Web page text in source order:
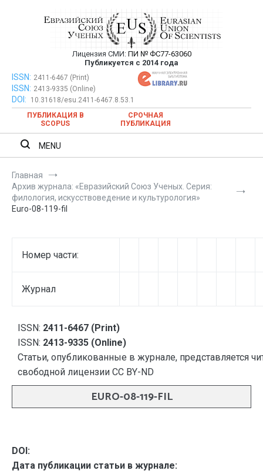
Евразийский Союз Ученых —
публикация научных статей в
ежемесячном научном журнале
Лицензия СМИ: ПИ № ФС77-63060
Публикуется с 2014 года
Евразийский Союз Ученых — публикация научных статей в
ежемесячном научном журнале
ISSN: 2411-6467 (Print)
ISSN: 2413-9335 (Online)
DOI:
10.31618/esu.2411-6467.8.53.1
ПУБЛИКАЦИЯ В
SCOPUS
СРОЧНАЯ
ПУБЛИКАЦИЯ
MENU
Главная
Архив журнала: «Евразийский Союз Ученых. Серия:
филология, искусствоведение и культурология»
Euro-08-119-fil
Номер части:
Журнал
ISSN: 2411-6467 (Print)
ISSN: 2413-9335 (Online)
Статьи, опубликованные в журнале, представляется
свободной лицензии CC BY-ND
EURO-08-119-FIL
DOI:
Дата публикации статьи в журнале: